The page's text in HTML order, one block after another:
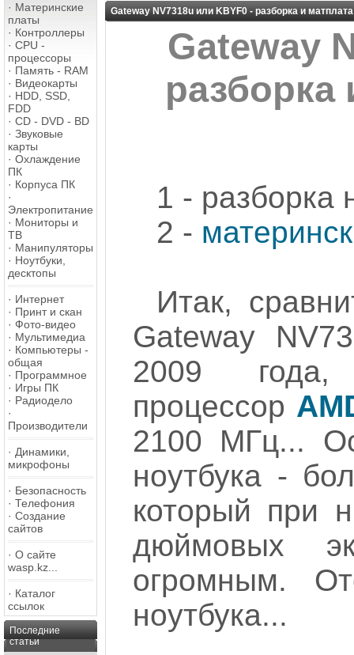
· Материнские
платы
· Контроллеры
· CPU -
процессоры
· Память - RAM
· Видеокарты
· HDD, SSD,
FDD
· CD - DVD - BD
· Звуковые
карты
· Охлаждение
ПК
· Корпуса ПК
·
Электропитание
· Мониторы и
ТВ
· Манипуляторы
· Ноутбуки,
десктопы
· Интернет
· Принт и скан
· Фото-видео
· Мультимедиа
· Компьютеры -
общая
· Программное
· Игры ПК
· Радиодело
·
Производители
· Динамики,
микрофоны
· Безопасность
· Телефония
· Создание
сайтов
· О сайте
wasp.kz...
· Каталог
ссылок
Последние
статьи
Gateway NV7318u или KBYF0 - разборка и
Gateway
разборка
1 - разборка
2 -
Итак,
Gateway
2009 года,
процессор
2100 МГц...
ноутбука -
который при
дюймовых
огромным.
ноутбука...